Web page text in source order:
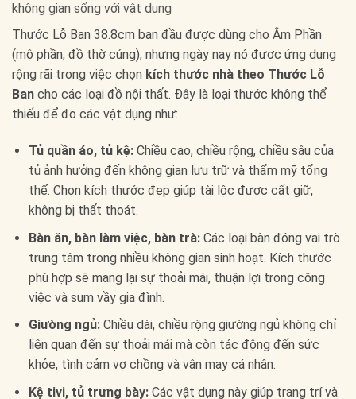
không gian sống với vật dụng
Thước Lỗ Ban 38.8cm ban đầu được dùng cho Âm Phần
(mộ phần, đồ thờ cúng), nhưng ngày nay nó được ứng dụng
rộng rãi trong việc chọn kích thước nhà theo Thước Lỗ
Ban cho các loại đồ nội thất. Đây là loại thước không thể
thiếu để đo các vật dụng như:
Tủ quần áo, tủ kệ:Chiều cao, chiều rộng, chiều sâu của
tủ ảnh hưởng đến không gian lưu trữ và thẩm mỹ tổng
thể. Chọn kích thước đẹp giúp tài lộc được cất giữ,
không bị thất thoát.
Bàn ăn, bàn làm việc, bàn trà:Các loại bàn đóng vai trò
trung tâm trong nhiều không gian sinh hoạt. Kích thước
phù hợp sẽ mang lại sự thoải mái, thuận lợi trong công
việc và sum vầy gia đình.
Giường ngủ:Chiều dài, chiều rộng giường ngủ không chỉ
liên quan đến sự thoải mái mà còn tác động đến sức
khỏe, tình cảm vợ chồng và vận may cá nhân.
Kệ tivi, tủ trưng bày:Các vật dụng này giúp trang trí và